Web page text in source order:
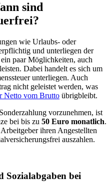
sind
wie Urlaubs- oder
und unterliegen der
paar Möglichkeiten, auch
Dabei handelt es sich um
unterliegen. Auch
nicht geleistet werden, was
Netto vom Brutto übrigbleibt.
vorzunehmen, ist
bei bis zu 50 Euro monatlich.
ihren Angestellten
auszahlen.
Sozialabgaben bei